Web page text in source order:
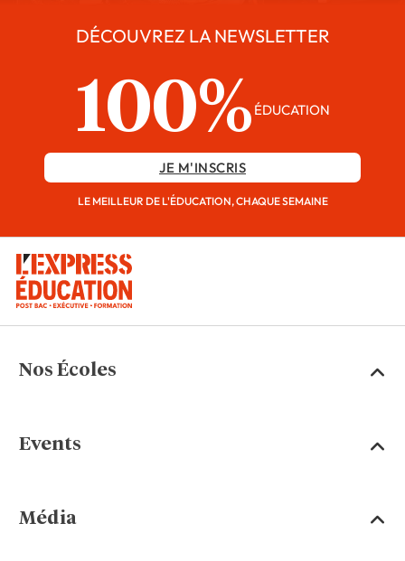
DÉCOUVREZ LA NEWSLETTER
100% ÉDUCATION
JE M'INSCRIS
LE MEILLEUR DE L'ÉDUCATION, CHAQUE SEMAINE
Nos Écoles
Events
Média